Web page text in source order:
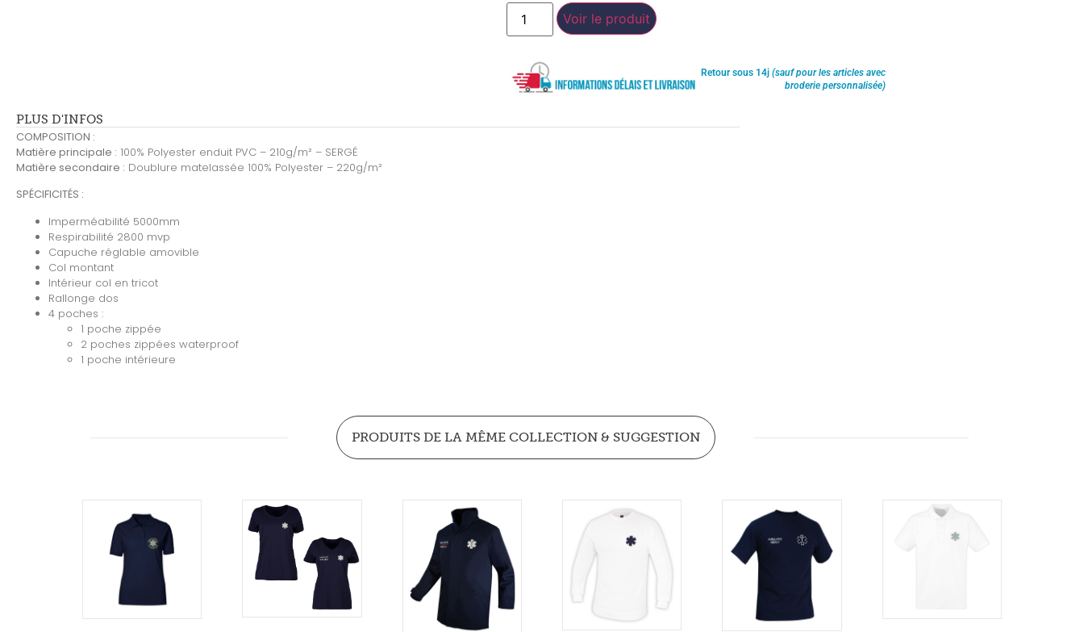
Voir le produit
Retour sous 14j (sauf pour les articles avec
broderie personnalisée)
PLUS D'INFOS
COMPOSITION :
Matière principale : 100% Polyester enduit PVC – 210g/m² – SERGÉ
Matière secondaire : Doublure matelassée 100% Polyester – 220g/m²
SPÉCIFICITÉS :
Imperméabilité 5000mm
Respirabilité 2800 mvp
Capuche réglable amovible
Col montant
Intérieur col en tricot
Rallonge dos
4 poches :
1 poche zippée
2 poches zippées waterproof
1 poche intérieure
PRODUITS DE LA MÊME COLLECTION & SUGGESTION